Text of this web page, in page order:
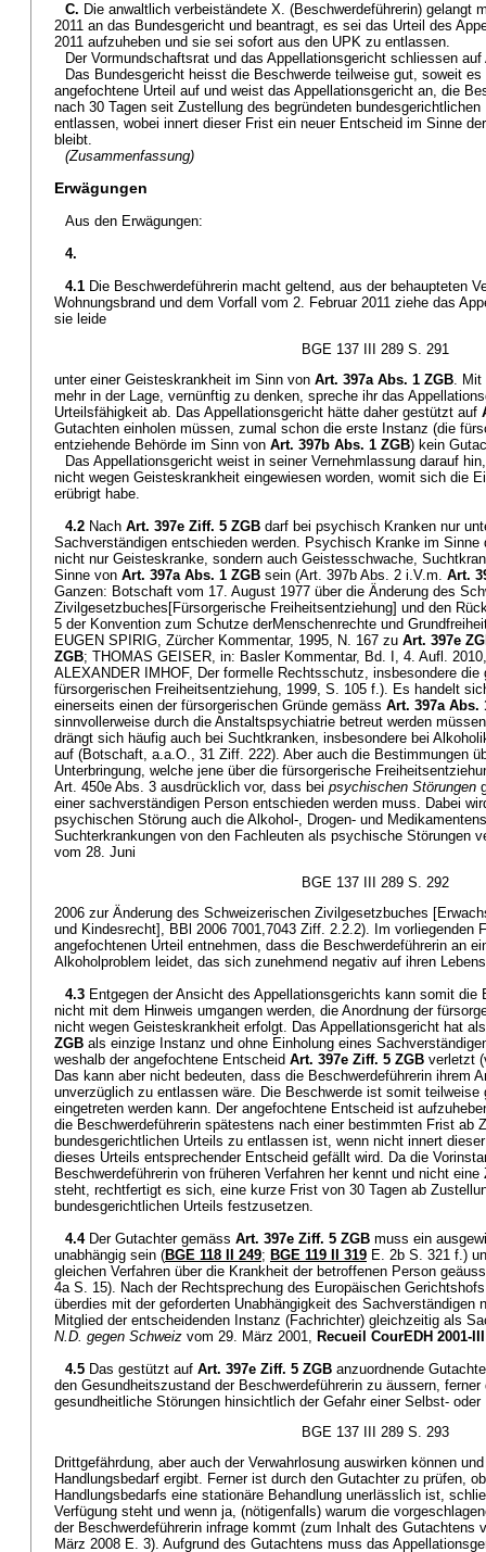
C. Die anwaltlich verbeiständete X. (Beschwerdeführerin) gelangt
2011 an das Bundesgericht und beantragt, es sei das Urteil des
2011 aufzuheben und sie sei sofort aus den UPK zu entlassen.
Der Vormundschaftsrat und das Appellationsgericht schliessen
Das Bundesgericht heisst die Beschwerde teilweise gut, soweit
angefochtene Urteil auf und weist das Appellationsgericht an, die
nach 30 Tagen seit Zustellung des begründeten
entlassen, wobei innert dieser Frist ein neuer Entscheid im Sinne
bleibt.
(Zusammenfassung)
Erwägungen
Aus den Erwägungen:
4.
4.1 Die Beschwerdeführerin macht geltend, aus der behaupteten
Wohnungsbrand und dem Vorfall vom 2. Februar 2011 ziehe das
sie leide
BGE 137 III 289 S. 291
unter einer Geisteskrankheit im Sinn von Art. 397a Abs. 1 ZGB. Mit
mehr in der Lage, vernünftig zu denken, spreche ihr das
Urteilsfähigkeit ab. Das Appellationsgericht hätte daher gestützt auf
Gutachten einholen müssen, zumal schon die erste Instanz (die
entziehende Behörde im Sinn von Art. 397b Abs. 1 ZGB) kein
Das Appellationsgericht weist in seiner Vernehmlassung darauf
nicht wegen Geisteskrankheit eingewiesen worden, womit sich die
erübrigt habe.
4.2 Nach Art. 397e Ziff. 5 ZGB darf bei psychisch Kranken nur
Sachverständigen entschieden werden. Psychisch Kranke im Sinne
nicht nur Geisteskranke, sondern auch Geistesschwache,
Sinne von Art. 397a Abs. 1 ZGB sein (Art. 397b Abs. 2 i.V.m. Art.
Ganzen: Botschaft vom 17. August 1977 über die Änderung des
Zivilgesetzbuches[Fürsorgerische Freiheitsentziehung] und den
5 der Konvention zum Schutze derMenschenrechte und
EUGEN SPIRIG, Zürcher Kommentar, 1995, N. 167 zu Art. 397e
ZGB; THOMAS GEISER, in: Basler Kommentar, Bd. I, 4. Aufl.
ALEXANDER IMHOF, Der formelle Rechtsschutz, insbesondere
fürsorgerischen Freiheitsentziehung, 1999, S. 105 f.). Es handelt
einerseits einen der fürsorgerischen Gründe gemäss Art. 397a Abs.
sinnvollerweise durch die Anstaltspsychiatrie betreut werden
drängt sich häufig auch bei Suchtkranken, insbesondere bei
auf (Botschaft, a.a.O., 31 Ziff. 222). Aber auch die Bestimmungen
Unterbringung, welche jene über die fürsorgerische
Art. 450e Abs. 3 ausdrücklich vor, dass bei psychischen Störungen
einer sachverständigen Person entschieden werden muss. Dabei
psychischen Störung auch die Alkohol-, Drogen- und
Suchterkrankungen von den Fachleuten als psychische Störungen
vom 28. Juni
BGE 137 III 289 S. 292
2006 zur Änderung des Schweizerischen Zivilgesetzbuches
und Kindesrecht], BBl 2006 7001,7043 Ziff. 2.2.2). Im vorliegenden
angefochtenen Urteil entnehmen, dass die Beschwerdeführerin an
Alkoholproblem leidet, das sich zunehmend negativ auf ihren
4.3 Entgegen der Ansicht des Appellationsgerichts kann somit die
nicht mit dem Hinweis umgangen werden, die Anordnung der
nicht wegen Geisteskrankheit erfolgt. Das Appellationsgericht hat
ZGB als einzige Instanz und ohne Einholung eines
weshalb der angefochtene Entscheid Art. 397e Ziff. 5 ZGB verletzt
Das kann aber nicht bedeuten, dass die Beschwerdeführerin ihrem
unverzüglich zu entlassen wäre. Die Beschwerde ist somit teilweise
eingetreten werden kann. Der angefochtene Entscheid ist
die Beschwerdeführerin spätestens nach einer bestimmten Frist ab
bundesgerichtlichen Urteils zu entlassen ist, wenn nicht innert
dieses Urteils entsprechender Entscheid gefällt wird. Da die
Beschwerdeführerin von früheren Verfahren her kennt und nicht
steht, rechtfertigt es sich, eine kurze Frist von 30 Tagen ab
bundesgerichtlichen Urteils festzusetzen.
4.4 Der Gutachter gemäss Art. 397e Ziff. 5 ZGB muss ein
unabhängig sein (BGE 118 II 249; BGE 119 II 319 E. 2b S. 321 f.)
gleichen Verfahren über die Krankheit der betroffenen Person
4a S. 15). Nach der Rechtsprechung des Europäischen
überdies mit der geforderten Unabhängigkeit des Sachverständigen
Mitglied der entscheidenden Instanz (Fachrichter) gleichzeitig als
N.D. gegen Schweiz vom 29. März 2001, Recueil CourEDH 2001-
4.5 Das gestützt auf Art. 397e Ziff. 5 ZGB anzuordnende
den Gesundheitszustand der Beschwerdeführerin zu äussern,
gesundheitliche Störungen hinsichtlich der Gefahr einer Selbst- oder
BGE 137 III 289 S. 293
Drittgefährdung, aber auch der Verwahrlosung auswirken können
Handlungsbedarf ergibt. Ferner ist durch den Gutachter zu prüfen,
Handlungsbedarfs eine stationäre Behandlung unerlässlich ist,
Verfügung steht und wenn ja, (nötigenfalls) warum die
der Beschwerdeführerin infrage kommt (zum Inhalt des Gutachtens
März 2008 E. 3). Aufgrund des Gutachtens muss das